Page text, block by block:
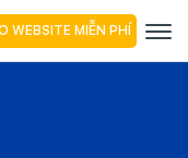
WEBSITE MIỄN PHÍ